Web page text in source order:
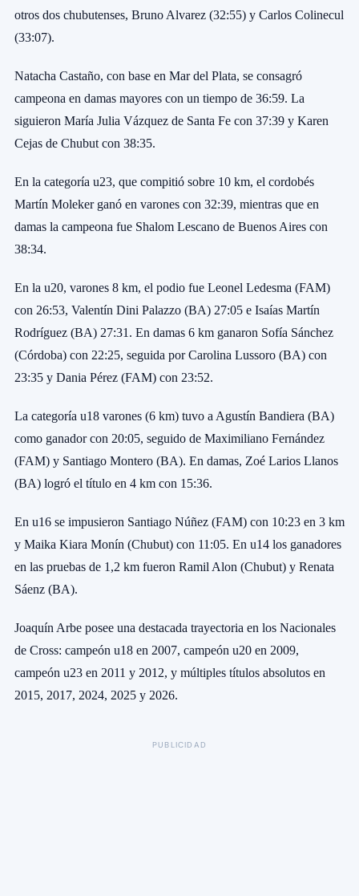
otros dos chubutenses, Bruno Alvarez (32:55) y Carlos Colinecul
(33:07).
Natacha Castaño, con base en Mar del Plata, se consagró
campeona en damas mayores con un tiempo de 36:59. La
siguieron María Julia Vázquez de Santa Fe con 37:39 y Karen
Cejas de Chubut con 38:35.
En la categoría u23, que compitió sobre 10 km, el cordobés
Martín Moleker ganó en varones con 32:39, mientras que en
damas la campeona fue Shalom Lescano de Buenos Aires con
38:34.
En la u20, varones 8 km, el podio fue Leonel Ledesma (FAM)
con 26:53, Valentín Dini Palazzo (BA) 27:05 e Isaías Martín
Rodríguez (BA) 27:31. En damas 6 km ganaron Sofía Sánchez
(Córdoba) con 22:25, seguida por Carolina Lussoro (BA) con
23:35 y Dania Pérez (FAM) con 23:52.
La categoría u18 varones (6 km) tuvo a Agustín Bandiera (BA)
como ganador con 20:05, seguido de Maximiliano Fernández
(FAM) y Santiago Montero (BA). En damas, Zoé Larios Llanos
(BA) logró el título en 4 km con 15:36.
En u16 se impusieron Santiago Núñez (FAM) con 10:23 en 3 km
y Maika Kiara Monín (Chubut) con 11:05. En u14 los ganadores
en las pruebas de 1,2 km fueron Ramil Alon (Chubut) y Renata
Sáenz (BA).
Joaquín Arbe posee una destacada trayectoria en los Nacionales
de Cross: campeón u18 en 2007, campeón u20 en 2009,
campeón u23 en 2011 y 2012, y múltiples títulos absolutos en
2015, 2017, 2024, 2025 y 2026.
PUBLICIDAD